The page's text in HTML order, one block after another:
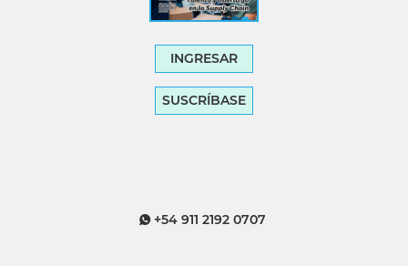
INGRESAR
SUSCRÍBASE
+54 911 2192 0707